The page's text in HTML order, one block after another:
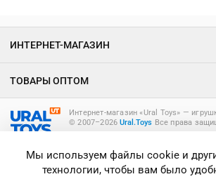
Интернет-магазин «Ural Toys» ―
© 2007–2026Ural.Toys Все права
ИНТЕРНЕТ-МАГАЗИН
ТОВАРЫ ОПТОМ
Мы используем файлы cookie и
технологии, чтобы вам было